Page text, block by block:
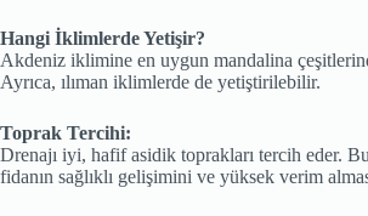
Hangi İklimlerde Yetişir?
Akdeniz iklimine en uygun mandalina
Ayrıca, ılıman iklimlerde de yetiştirilebilir.
Toprak Tercihi:
Drenajı iyi, hafif asidik toprakları tercih eder.
fidanın sağlıklı gelişimini ve yüksek verim